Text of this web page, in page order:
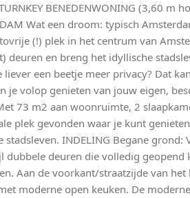
BENEDENWONING (3,60 m
Wat een droom: typisch
(!) plek in het centrum van
deuren en breng het idyllische
liever een beetje meer privacy? Dat
je volop genieten van jouw eigen,
73 m2 aan woonruimte, 2
plek gevonden waar je kunt
stadsleven. INDELING Begane grond:
dubbele deuren die volledig geopend
Aan de voorkant/straatzijde van
moderne open keuken. De